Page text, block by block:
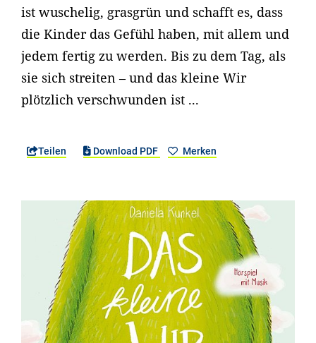
ist wuschelig, grasgrün und schafft es, dass
die Kinder das Gefühl haben, mit allem und
jedem fertig zu werden. Bis zu dem Tag, als
sie sich streiten – und das kleine Wir
plötzlich verschwunden ist ...
Teilen Download PDF Merken